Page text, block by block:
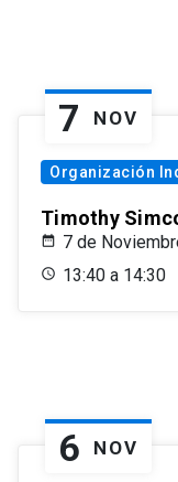
7 NOV
Organización
Timothy
7 de
13:40 a 14:30
6 NOV